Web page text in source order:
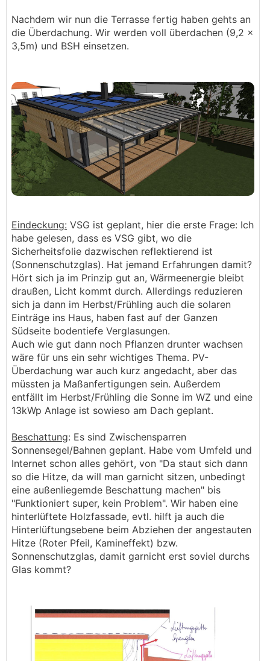
Nachdem wir nun die Terrasse fertig haben gehts an
die Überdachung. Wir werden voll überdachen (9,2 x
3,5m) und BSH einsetzen.
Eindeckung: VSG ist geplant, hier die erste Frage: Ich
habe gelesen, dass es VSG gibt, wo die
Sicherheitsfolie dazwischen reflektierend ist
(Sonnenschutzglas). Hat jemand Erfahrungen damit?
Hört sich ja im Prinzip gut an, Wärmeenergie bleibt
draußen, Licht kommt durch. Allerdings reduzieren
sich ja dann im Herbst/Frühling auch die solaren
Einträge ins Haus, haben fast auf der Ganzen
Südseite bodentiefe Verglasungen.
Auch wie gut dann noch Pflanzen drunter wachsen
wäre für uns ein sehr wichtiges Thema. PV-
Überdachung war auch kurz angedacht, aber das
müssten ja Maßanfertigungen sein. Außerdem
entfällt im Herbst/Frühling die Sonne im WZ und eine
13kWp Anlage ist sowieso am Dach geplant.
Beschattung: Es sind Zwischensparren
Sonnensegel/Bahnen geplant. Habe vom Umfeld und
Internet schon alles gehört, von "Da staut sich dann
so die Hitze, da will man garnicht sitzen, unbedingt
eine außenliegemde Beschattung machen" bis
"Funktioniert super, kein Problem". Wir haben eine
hinterlüftete Holzfassade, evtl. hilft ja auch die
Hinterlüftungsebene beim Abziehen der angestauten
Hitze (Roter Pfeil, Kamineffekt) bzw.
Sonnenschutzglas, damit garnicht erst soviel durchs
Glas kommt?